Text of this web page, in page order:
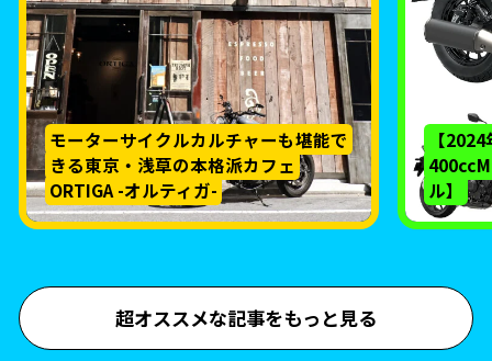
モーターサイクルカルチャーも堪能で
きる東京・浅草の本格派カフェ
ORTIGA -オルティガ-
【
ル】
超オススメな記事をもっと見る